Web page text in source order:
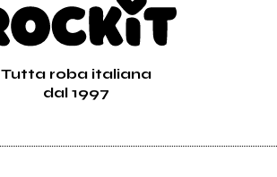
Tutta roba italiana
dal 1997